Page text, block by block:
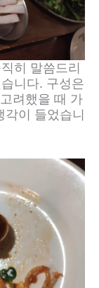
히 말씀드리
니다. 구성은
려했을 때 가
각이 들었습니